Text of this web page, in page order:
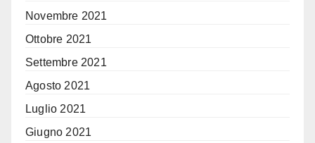
Novembre 2021
Ottobre 2021
Settembre 2021
Agosto 2021
Luglio 2021
Giugno 2021